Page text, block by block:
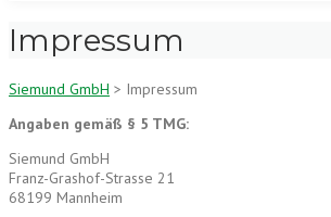
Impressum
Siemund GmbH > Impressum
Angaben gemäß § 5 TMG:
Siemund GmbH
Franz-Grashof-Strasse 21
68199 Mannheim